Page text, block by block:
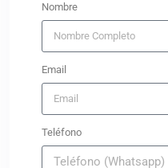
Nombre
Email
Teléfono